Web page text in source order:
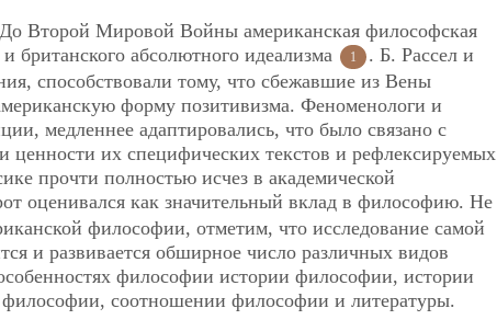
Второй Мировой Войны американская философская
британского абсолютного идеализма
1
. Б. Рассел и
способствовали тому, что сбежавшие из Вены
форму позитивизма. Феноменологи и
медленнее адаптировались, что было связано с
ценности их специфических текстов и рефлексируемых
прочти полностью исчез в академической
оценивался как значительный вклад в философию. Не
философии, отметим, что исследование самой
и развивается обширное число различных видов
философии истории философии, истории
соотношении философии и литературы.